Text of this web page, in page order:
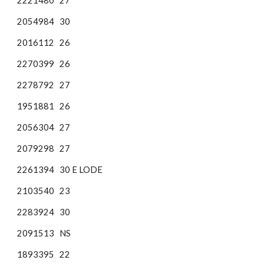
2054984 30
2016112 26
2270399 26
2278792 27
1951881 26
2056304 27
2079298 27
2261394 30 E LODE
2103540 23
2283924 30
2091513 NS
1893395 22